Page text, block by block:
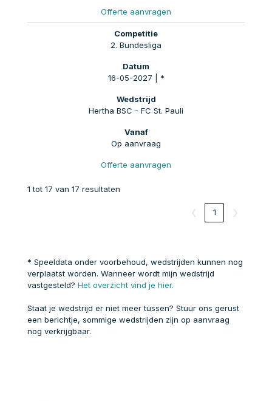
Offerte aanvragen
2. Bundesliga
16-05-2027 | *
Hertha BSC - FC St. Pauli
Op aanvraag
Offerte aanvragen
1 tot 17 van 17 resultaten
1
* Speeldata onder voorbehoud, wedstrijden kunnen nog
verplaatst worden. Wanneer wordt mijn wedstrijd
vastgesteld? Het overzicht vind je hier.
Staat je wedstrijd er niet meer tussen? Stuur ons gerust
een berichtje, sommige wedstrijden zijn op aanvraag
nog verkrijgbaar.